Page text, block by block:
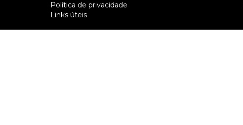
Política de privacidade
Links úteis